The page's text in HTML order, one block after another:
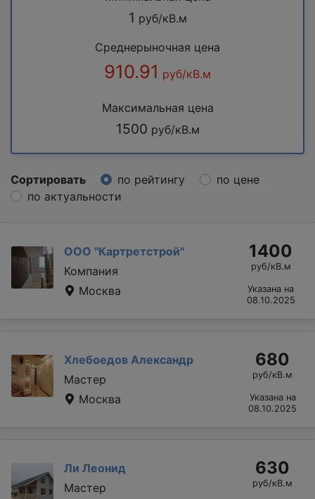
1 руб/кВ.м
Среднерыночная цена
910.91 руб/кВ.м
Максимальная цена
1500 руб/кВ.м
Сортировать по рейтингу
по цене
по актуальности
ООО "Картретстрой"
Компания
Москва
1400
руб/кВ.м
Указана на
08.10.2025
Хлебоедов Александр
Мастер
Москва
680
руб/кВ.м
Указана на
08.10.2025
Ли Леонид
Мастер
630
руб/кВ.м